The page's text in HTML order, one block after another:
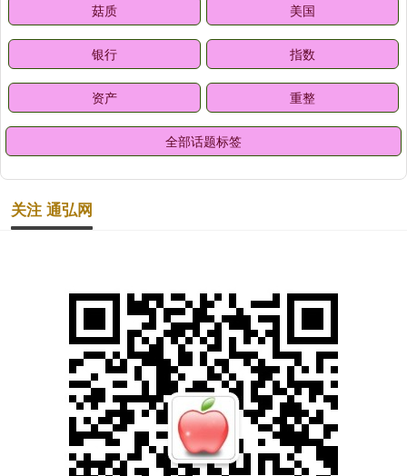
菇质 美国
银行 指数
资产 重整
全部话题标签
关注 通弘网